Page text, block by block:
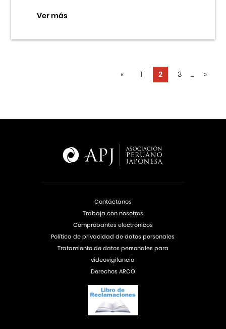
Ver más
« 1 2 3 ... »
Contáctanos
Trabaja con nosotros
Comprobantes electrónicos
Política de privacidad de datos personales
Tratamiento de datos personales para
videovigilancia
Derechos ARCO